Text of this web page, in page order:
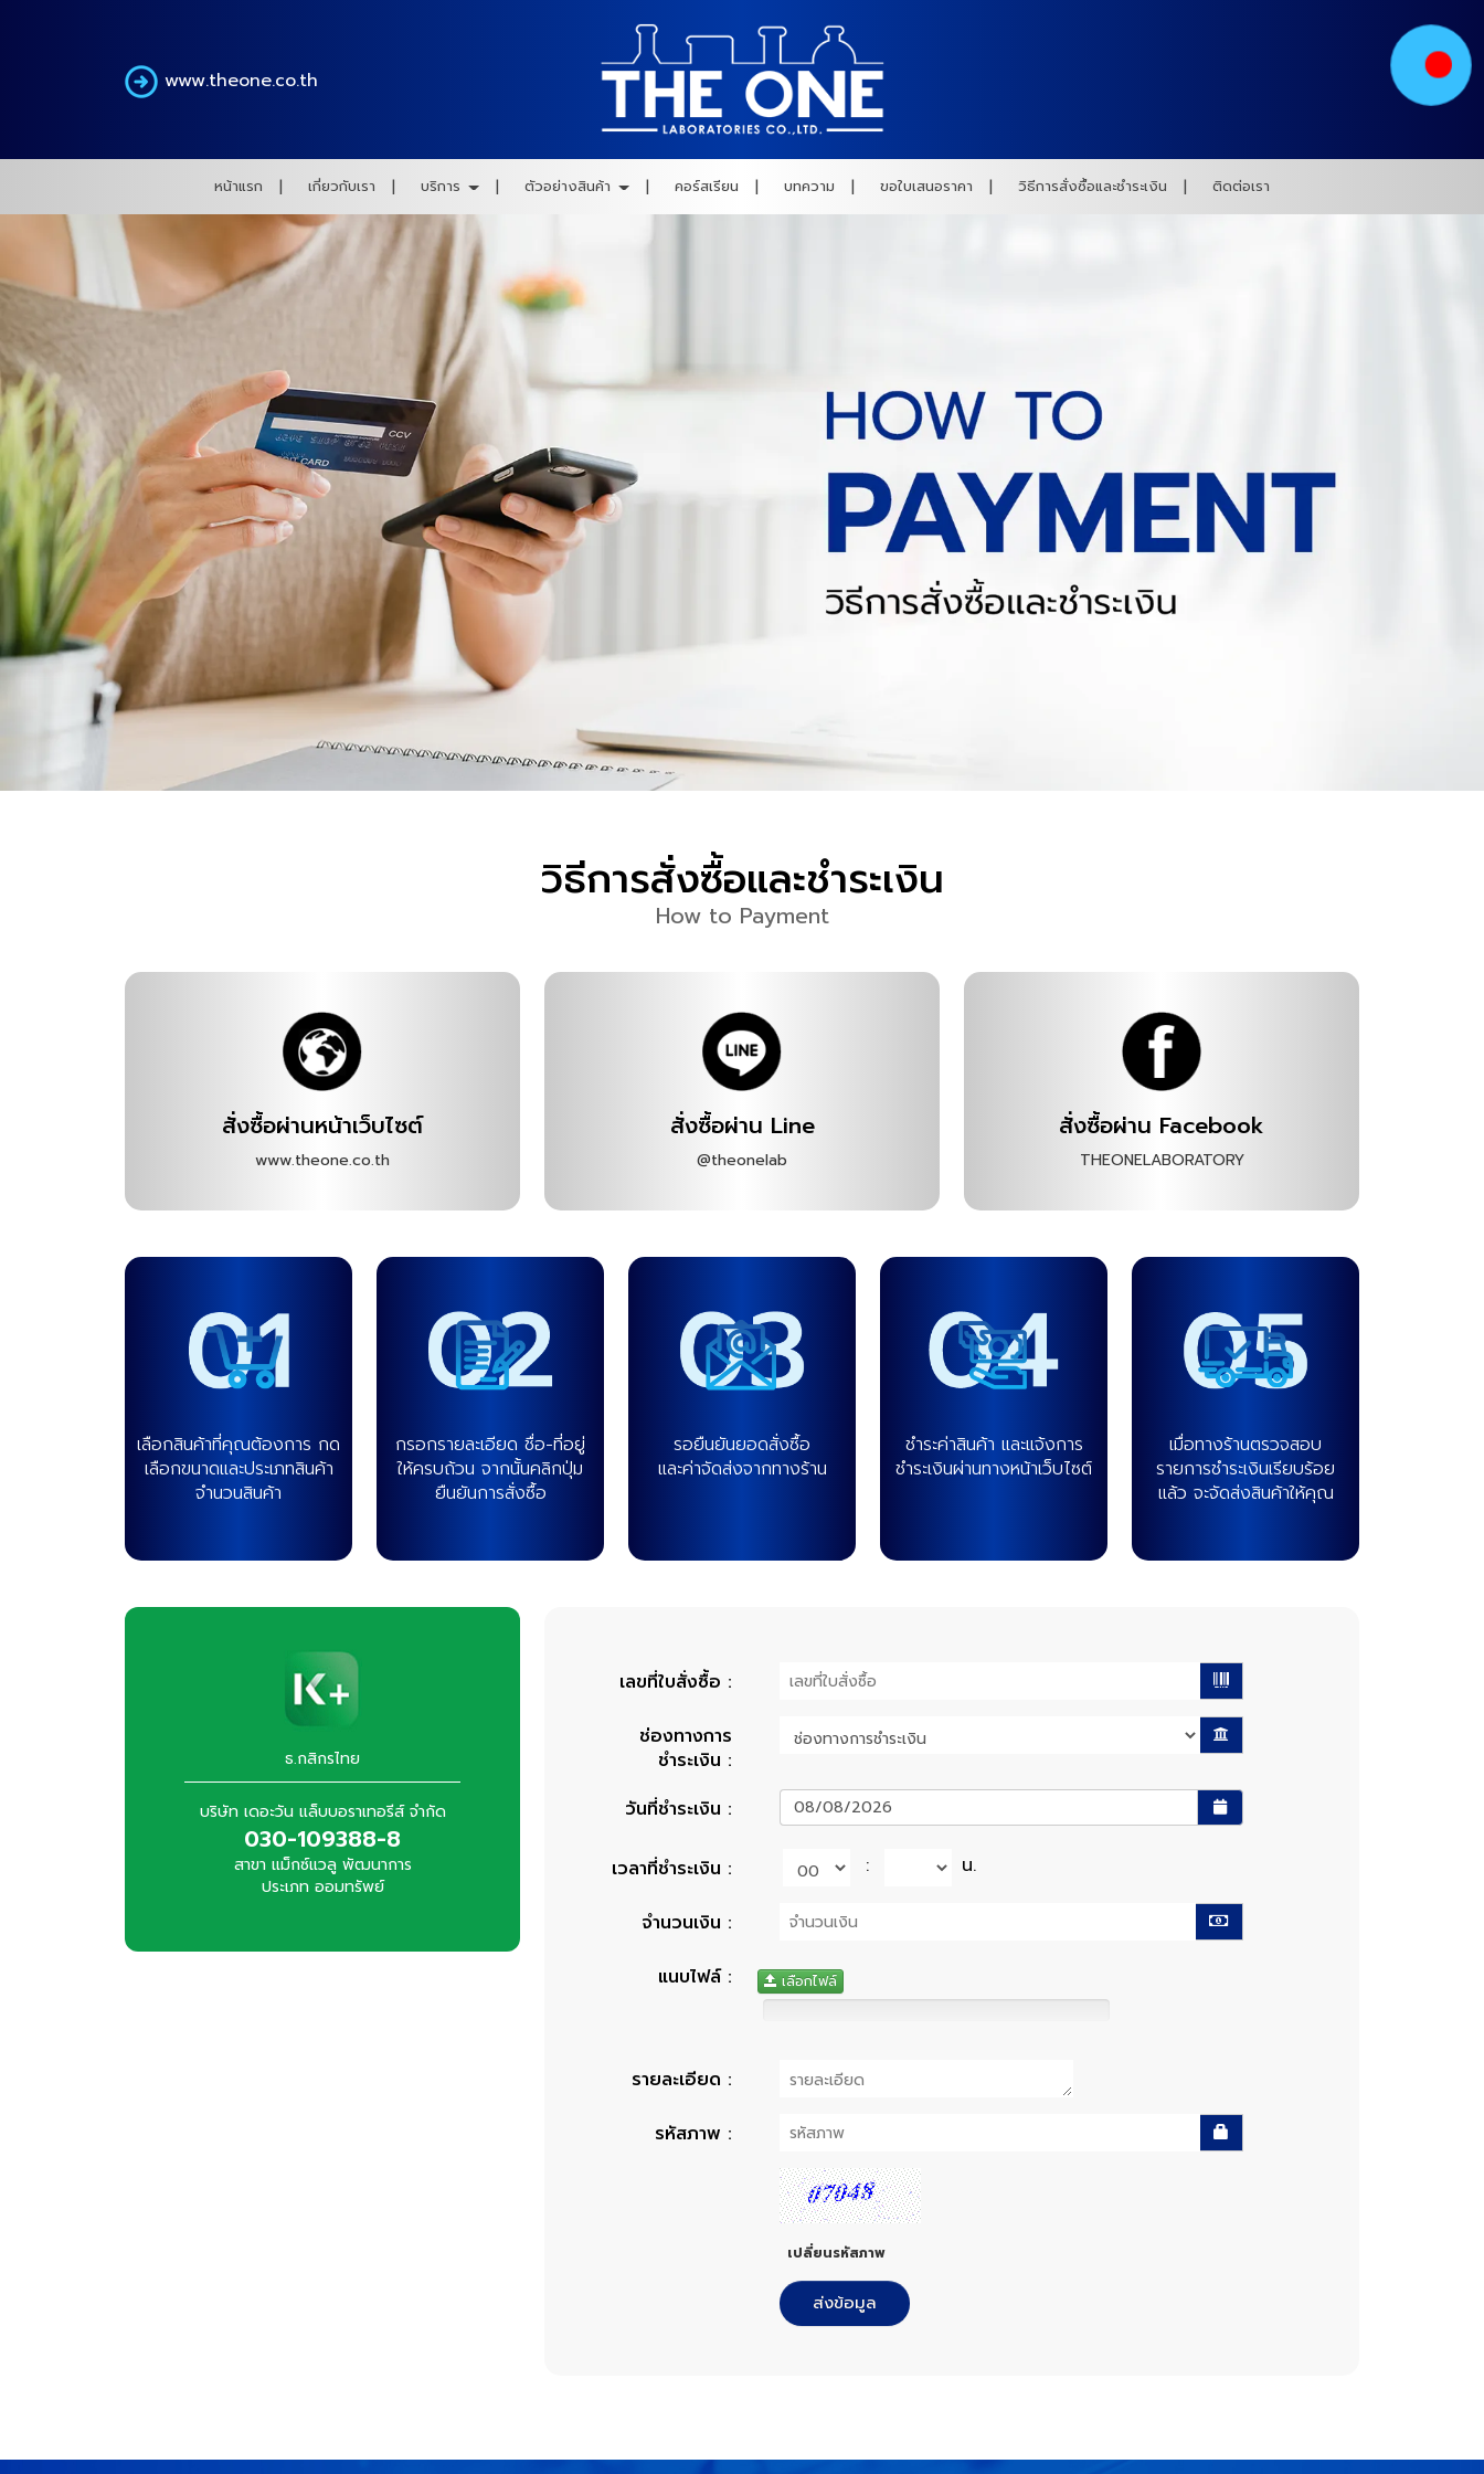
หน้าแรก เกี่ยวกับเรา บริการ ตัวอย่างสินค้า คอร์สเรียน บทความ ขอใบเสนอราคา วิธีการสั่งซื้อและชำระเงิน ติดต่อเรา
www.theone.co.th
วิธีการสั่งซื้อและชำระเงิน
How to Payment
สั่งซื้อผ่านหน้าเว็บไซต์
www.theone.co.th
สั่งซื้อผ่าน Line
@theonelab
สั่งซื้อผ่าน Facebook
THEONELABORATORY
เลือกสินค้าที่คุณต้องการ กด
เลือกขนาดและประเภทสินค้า
จำนวนสินค้า
กรอกรายละเอียด ชื่อ-ที่อยู่
ให้ครบถ้วน จากนั้นคลิกปุ่ม
ยืนยันการสั่งซื้อ
รอยืนยันยอดสั่งซื้อ
และค่าจัดส่งจากทางร้าน
ชำระค่าสินค้า และแจ้งการ
ชำระเงินผ่านทางหน้าเว็บไซต์
เมื่อทางร้านตรวจสอบ
รายการชำระเงินเรียบร้อย
แล้ว จะจัดส่งสินค้าให้คุณ
ธ.กสิกรไทย
บริษัท เดอะวัน แล็บบอราเทอรีส์ จำกัด
030-109388-8
สาขา แม็กซ์แวลู พัฒนาการ
ประเภท ออมทรัพย์
เลขที่ใบสั่งซื้อ :
ช่องทางการ
ชำระเงิน :
วันที่ชำระเงิน : 08/08/2026
เวลาที่ชำระเงิน : : น.
จำนวนเงิน :
แนบไฟล์: เลือกไฟล์
รายละเอียด :
รหัสภาพ :
เปลี่ยนรหัสภาพ
ส่งข้อมูล